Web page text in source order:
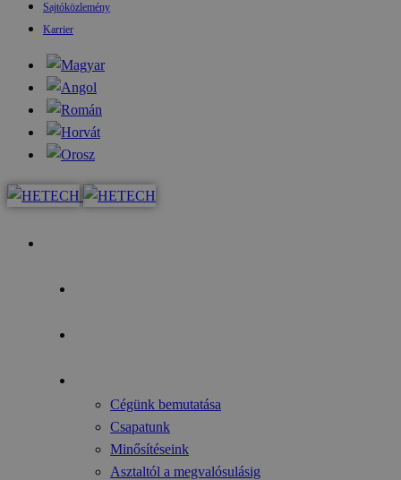
Sajtóközlemény
Karrier
Cégünk bemutatása
Csapatunk
Minősítéseink
Asztaltól a megvalósulásig